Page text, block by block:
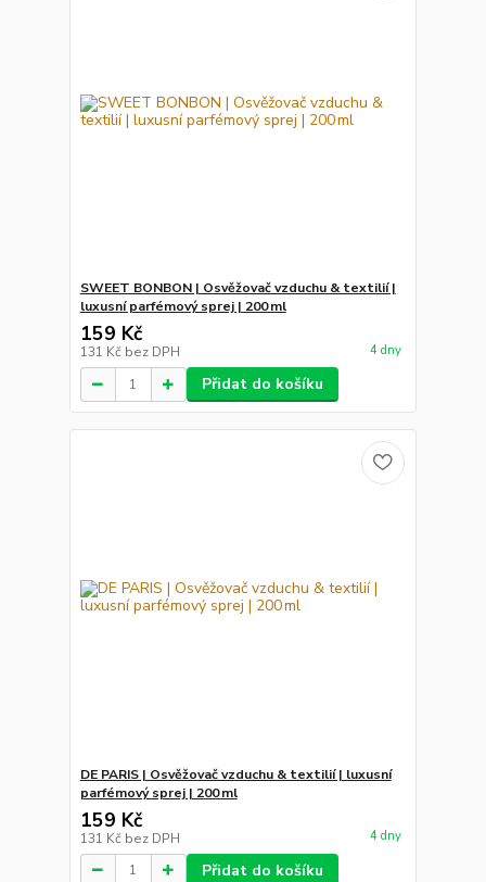
SWEET BONBON | Osvěžovač vzduchu & textilií |
luxusní parfémový sprej | 200 ml
159 Kč
131 Kč bez DPH 4 dny
Přidat do košíku
DE PARIS | Osvěžovač vzduchu & textilií | luxusní
parfémový sprej | 200 ml
159 Kč
131 Kč bez DPH 4 dny
Přidat do košíku